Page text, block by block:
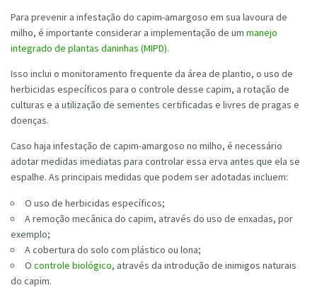
Para prevenir a infestação do capim-amargoso em sua lavoura de
milho, é importante considerar a implementação de um manejo
integrado de plantas daninhas (MIPD).
Isso inclui o monitoramento frequente da área de plantio, o uso de
herbicidas específicos para o controle desse capim, a rotação de
culturas e a utilização de sementes certificadas e livres de pragas e
doenças.
Caso haja infestação de capim-amargoso no milho, é necessário
adotar medidas imediatas para controlar essa erva antes que ela se
espalhe. As principais medidas que podem ser adotadas incluem:
O uso de herbicidas específicos;
A remoção mecânica do capim, através do uso de enxadas, por
exemplo;
A cobertura do solo com plástico ou lona;
O controle biológico, através da introdução de inimigos naturais
do capim.